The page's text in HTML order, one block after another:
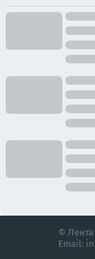
© Лента
Email: